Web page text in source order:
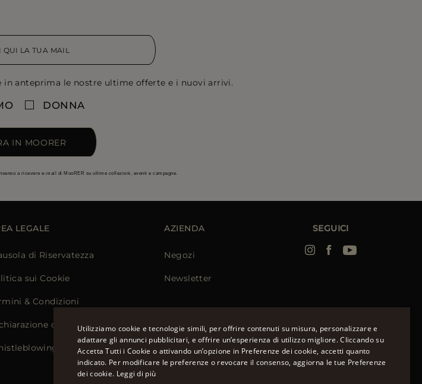
in anteprima le nostre ultime offerte e i nuovi arrivi.
DONNA
IN MOORER
a ricevere e-mail di MooRER su ultime collezioni, eventi e campagne.
LEGALE
di Riservatezza
sui Cookie
& Condizioni
di Accessibilità
AZIENDA
Negozi
Newsletter
SEGUICI
ENGLISH
Utilizziamo cookie e tecnologie simili, per offrire contenuti su misura, personalizzare e
adattare gli annunci pubblicitari, e offrire un’esperienza di utilizzo migliore. Cliccando su
Accetta Tutti i Cookie o attivando un’opzione in Preferenze dei cookie, accetti quanto
indicato. Per modificare le preferenze o revocare il consenso, aggiorna le tue Preferenze
dei cookie. Leggi di più